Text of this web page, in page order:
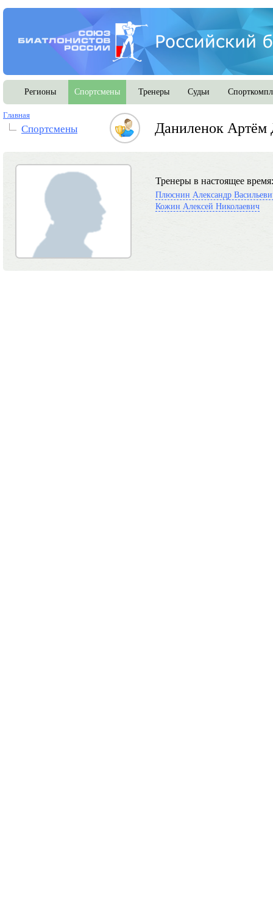
Регионы Спортсмены Тренеры Судьи
Главная
Спортсмены Даниленок Артём
Тренеры в настоящее время:
Плюснин Александр
Кожин Алексей Николаевич